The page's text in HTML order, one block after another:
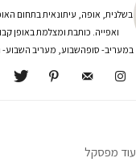
בשלנית, אופה, עיתונאית בתחום
ואפייה. כותבת ומצלמת באופן
במעריב- סופהשבוע, מעריב השבוע-
עוד מפסקל